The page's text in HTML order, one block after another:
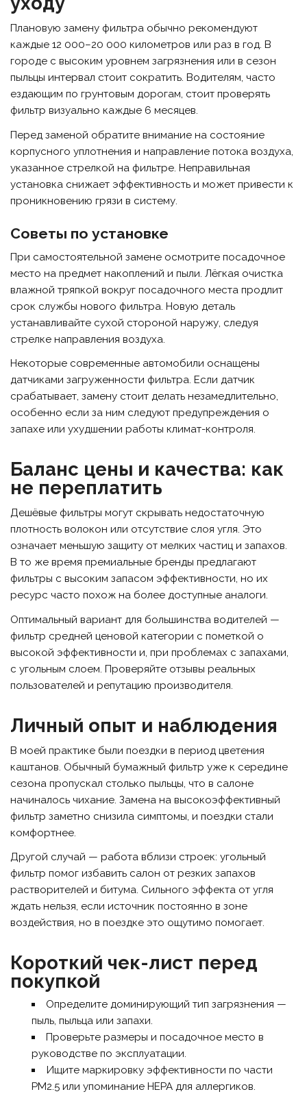
Плановую замену фильтра обычно рекомендуют
каждые 12 000–20 000 километров или раз в год. В
городе с высоким уровнем загрязнения или в сезон
пыльцы интервал стоит сократить. Водителям, часто
ездающим по грунтовым дорогам, стоит проверять
фильтр визуально каждые 6 месяцев.
Перед заменой обратите внимание на состояние
корпусного уплотнения и направление потока воздуха,
указанное стрелкой на фильтре. Неправильная
установка снижает эффективность и может привести к
проникновению грязи в систему.
Советы по установке
При самостоятельной замене осмотрите посадочное
место на предмет накоплений и пыли. Лёгкая очистка
влажной тряпкой вокруг посадочного места продлит
срок службы нового фильтра. Новую деталь
устанавливайте сухой стороной наружу, следуя
стрелке направления воздуха.
Некоторые современные автомобили оснащены
датчиками загруженности фильтра. Если датчик
срабатывает, замену стоит делать незамедлительно,
особенно если за ним следуют предупреждения о
запахе или ухудшении работы климат-контроля.
Баланс цены и качества: как
не переплатить
Дешёвые фильтры могут скрывать недостаточную
плотность волокон или отсутствие слоя угля. Это
означает меньшую защиту от мелких частиц и запахов.
В то же время премиальные бренды предлагают
фильтры с высоким запасом эффективности, но их
ресурс часто похож на более доступные аналоги.
Оптимальный вариант для большинства водителей —
фильтр средней ценовой категории с пометкой о
высокой эффективности и, при проблемах с запахами,
с угольным слоем. Проверяйте отзывы реальных
пользователей и репутацию производителя.
Личный опыт и наблюдения
В моей практике были поездки в период цветения
каштанов. Обычный бумажный фильтр уже к середине
сезона пропускал столько пыльцы, что в салоне
начиналось чихание. Замена на высокоэффективный
фильтр заметно снизила симптомы, и поездки стали
комфортнее.
Другой случай — работа вблизи строек: угольный
фильтр помог избавить салон от резких запахов
растворителей и битума. Сильного эффекта от угля
ждать нельзя, если источник постоянно в зоне
воздействия, но в поездке это ощутимо помогает.
Короткий чек-лист перед
покупкой
Определите доминирующий тип загрязнения —
пыль, пыльца или запахи.
Проверьте размеры и посадочное место в
руководстве по эксплуатации.
Ищите маркировку эффективности по части
PM2.5 или упоминание HEPA для аллергиков.